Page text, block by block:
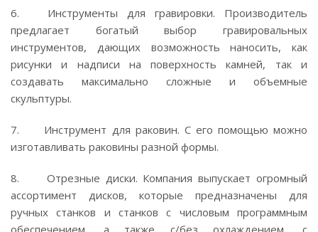
6. Инструменты для гравировки. Производитель
предлагает богатый выбор гравировальных
инструментов, дающих возможность наносить, как
рисунки и надписи на поверхность камней, так и
создавать максимально сложные и объемные
скульптуры.
7. Инструмент для раковин. С его помощью можно
изготавливать раковины разной формы.
8. Отрезные диски. Компания выпускает огромный
ассортимент дисков, которые предназначены для
ручных станков и станков с числовым программным
обеспечением, а также с/без охлаждением, с